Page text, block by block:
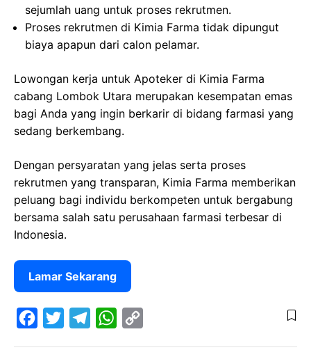
sejumlah uang untuk proses rekrutmen.
Proses rekrutmen di Kimia Farma tidak dipungut
biaya apapun dari calon pelamar.
Lowongan kerja untuk Apoteker di Kimia Farma
cabang Lombok Utara merupakan kesempatan emas
bagi Anda yang ingin berkarir di bidang farmasi yang
sedang berkembang.
Dengan persyaratan yang jelas serta proses
rekrutmen yang transparan, Kimia Farma memberikan
peluang bagi individu berkompeten untuk bergabung
bersama salah satu perusahaan farmasi terbesar di
Indonesia.
Lamar Sekarang